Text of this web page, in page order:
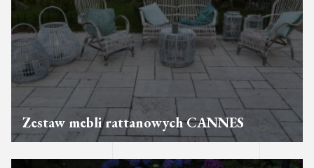
Zestaw mebli rattanowych CANNES